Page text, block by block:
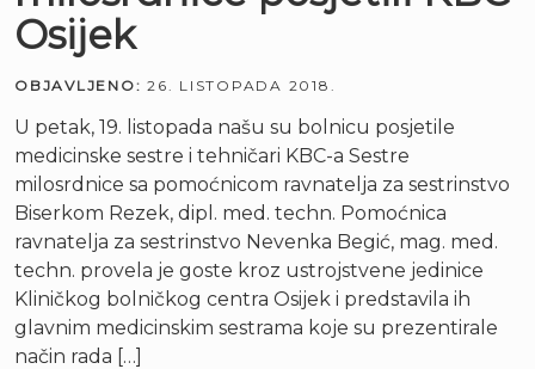
Osijek
OBJAVLJENO: 26. LISTOPADA 2018.
U petak, 19. listopada našu su bolnicu posjetile
medicinske sestre i tehničari KBC-a Sestre
milosrdnice sa pomoćnicom ravnatelja za sestrinstvo
Biserkom Rezek, dipl. med. techn. Pomoćnica
ravnatelja za sestrinstvo Nevenka Begić, mag. med.
techn. provela je goste kroz ustrojstvene jedinice
Kliničkog bolničkog centra Osijek i predstavila ih
glavnim medicinskim sestrama koje su prezentirale
način rada […]